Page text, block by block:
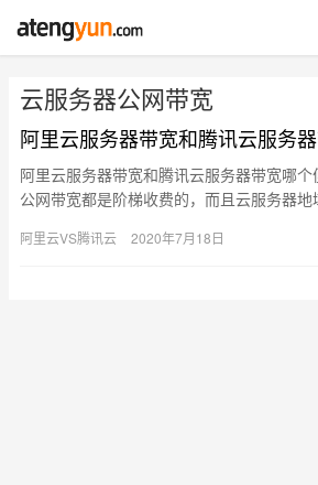
云服务器公网带宽
阿里云服务器带宽和腾讯云服务
阿里云服务器带宽和腾讯云服务器带宽哪
公网带宽都是阶梯收费的，而且云服务器
准，对比…
阿里云VS腾讯云 2020年7月18日